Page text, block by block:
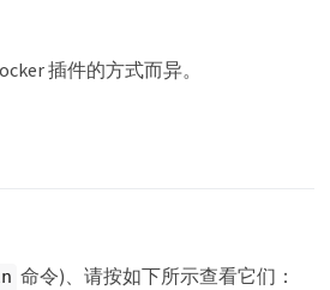
插件的方式而异。
命令)、请按如下所示查看它们：